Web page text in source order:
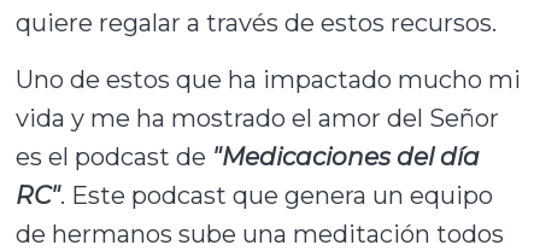
quiere regalar a través de estos recursos.
Uno de estos que ha impactado mucho mi
vida y me ha mostrado el amor del Señor
es el podcast de "Medicaciones del día
RC". Este podcast que genera un equipo
de hermanos sube una meditación todos